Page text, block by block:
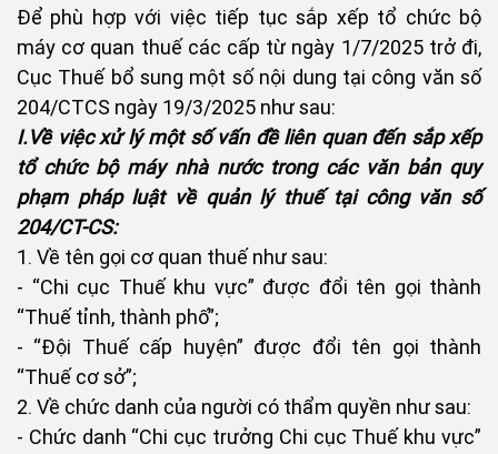
Để phù hợp với việc tiếp tục sắp xếp tổ chức bộ
máy cơ quan thuế các cấp từ ngày 1/7/2025 trở đi,
Cục Thuế bổ sung một số nội dung tại công văn số
204/CTCS ngày 19/3/2025 như sau:
I.Về việc xử lý một số vấn đề liên quan đến sắp xếp
tổ chức bộ máy nhà nước trong các văn bản quy
phạm pháp luật về quản lý thuế tại công văn số
204/CT-CS:
1. Về tên gọi cơ quan thuế như sau:
- “Chi cục Thuế khu vực” được đổi tên gọi thành
“Thuế tỉnh, thành phố”;
- “Đội Thuế cấp huyện” được đổi tên gọi thành
“Thuế cơ sở”;
2. Về chức danh của người có thẩm quyền như sau:
- Chức danh “Chi cục trưởng Chi cục Thuế khu vực”